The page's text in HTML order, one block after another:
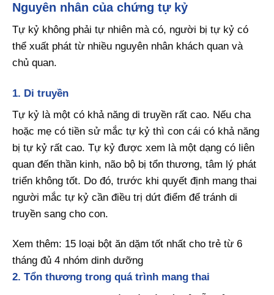
Nguyên nhân của chứng tự kỷ
Tự kỷ không phải tự nhiên mà có, người bị tự kỷ có
thể xuất phát từ nhiều nguyên nhân khách quan và
chủ quan.
1. Di truyền
Tự kỷ là một có khả năng di truyền rất cao. Nếu cha
hoặc mẹ có tiền sử mắc tự kỷ thì con cái có khả năng
bị tự kỷ rất cao. Tự kỷ được xem là một dạng có liên
quan đến thần kinh, não bộ bị tổn thương, tâm lý phát
triển không tốt. Do đó, trước khi quyết định mang thai
người mắc tự kỷ cần điều trị dứt điểm để tránh di
truyền sang cho con.
Xem thêm: 15 loại bột ăn dặm tốt nhất cho trẻ từ 6
tháng đủ 4 nhóm dinh dưỡng
2. Tổn thương trong quá trình mang thai